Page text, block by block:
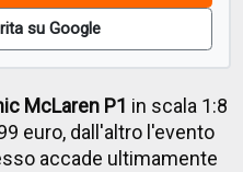
su Google
McLaren P1 in scala 1:8
euro, dall'altro l'evento
accade ultimamente